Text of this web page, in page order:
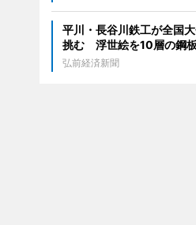
平川・長谷川鉄工が全国
挑む 浮世絵を10層の鋼
弘前経済新聞